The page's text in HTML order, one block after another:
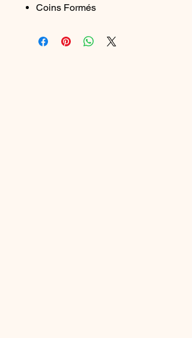
Coins Formés